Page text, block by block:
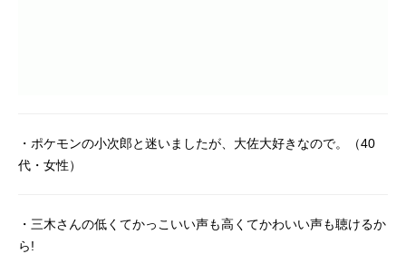
・ポケモンの小次郎と迷いましたが、大佐大好きなので。（40
代・女性）
・三木さんの低くてかっこいい声も高くてかわいい声も聴けるか
ら!